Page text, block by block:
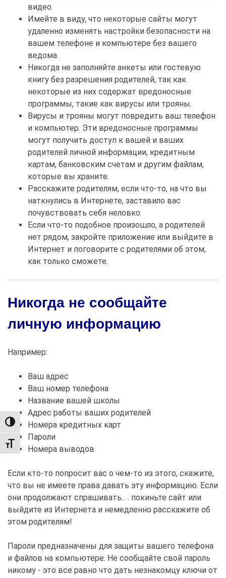
TOGGLE HIGH CONTRAST
TOGGLE FONT SIZE
видео.
Имейте в виду, что некоторые сайты могут
удаленно изменять настройки безопасности на
вашем телефоне и компьютере без вашего
ведома.
Никогда не заполняйте анкеты или гостевую
книгу без разрешения родителей, так как
некоторые из них содержат вредоносные
программы, такие как вирусы или трояны.
Вирусы и трояны могут повредить ваш телефон
и компьютер. Эти вредоносные программы
могут получить доступ к вашей и ваших
родителей личной информации, кредитным
картам, банковским счетам и другим файлам,
которые вы храните.
Расскажите родителям, если что-то, на что вы
наткнулись в Интернете, заставило вас
почувствовать себя неловко.
Если что-то подобное произошло, а родителей
нет рядом, закройте приложение или выйдите в
Интернет и поговорите с родителями об этом,
как только сможете.
Никогда не сообщайте
личную информацию
Например:
Ваш адрес
Ваш номер телефона
Название вашей школы
Адрес работы ваших родителей
Номера кредитных карт
Пароли
Номера выводов
Если кто-то попросит вас о чем-то из этого, скажите,
что вы не имеете права давать эту информацию. Если
они продолжают спрашивать.. . покиньте сайт или
выйдите из Интернета и немедленно расскажите об
этом родителям!
Пароли предназначены для защиты вашего телефона
и файлов на компьютере. Не сообщайте свой пароль
никому - это все равно что дать незнакомцу ключи от